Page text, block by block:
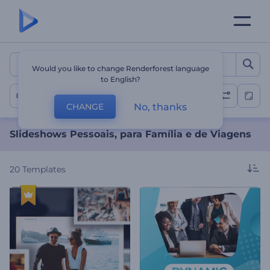
Slideshows Pessoais,
Slideshow Pessoal
Slideshows Pessoais, para Família e de Viagens
20 Templates
Would you like to change Renderforest language
to English?
CHANGE No, thanks